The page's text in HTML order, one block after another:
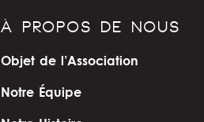
À PROPOS DE NOUS
Objet de l’Association
Notre Équipe